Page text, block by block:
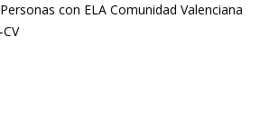
con ELA Comunidad Valenciana